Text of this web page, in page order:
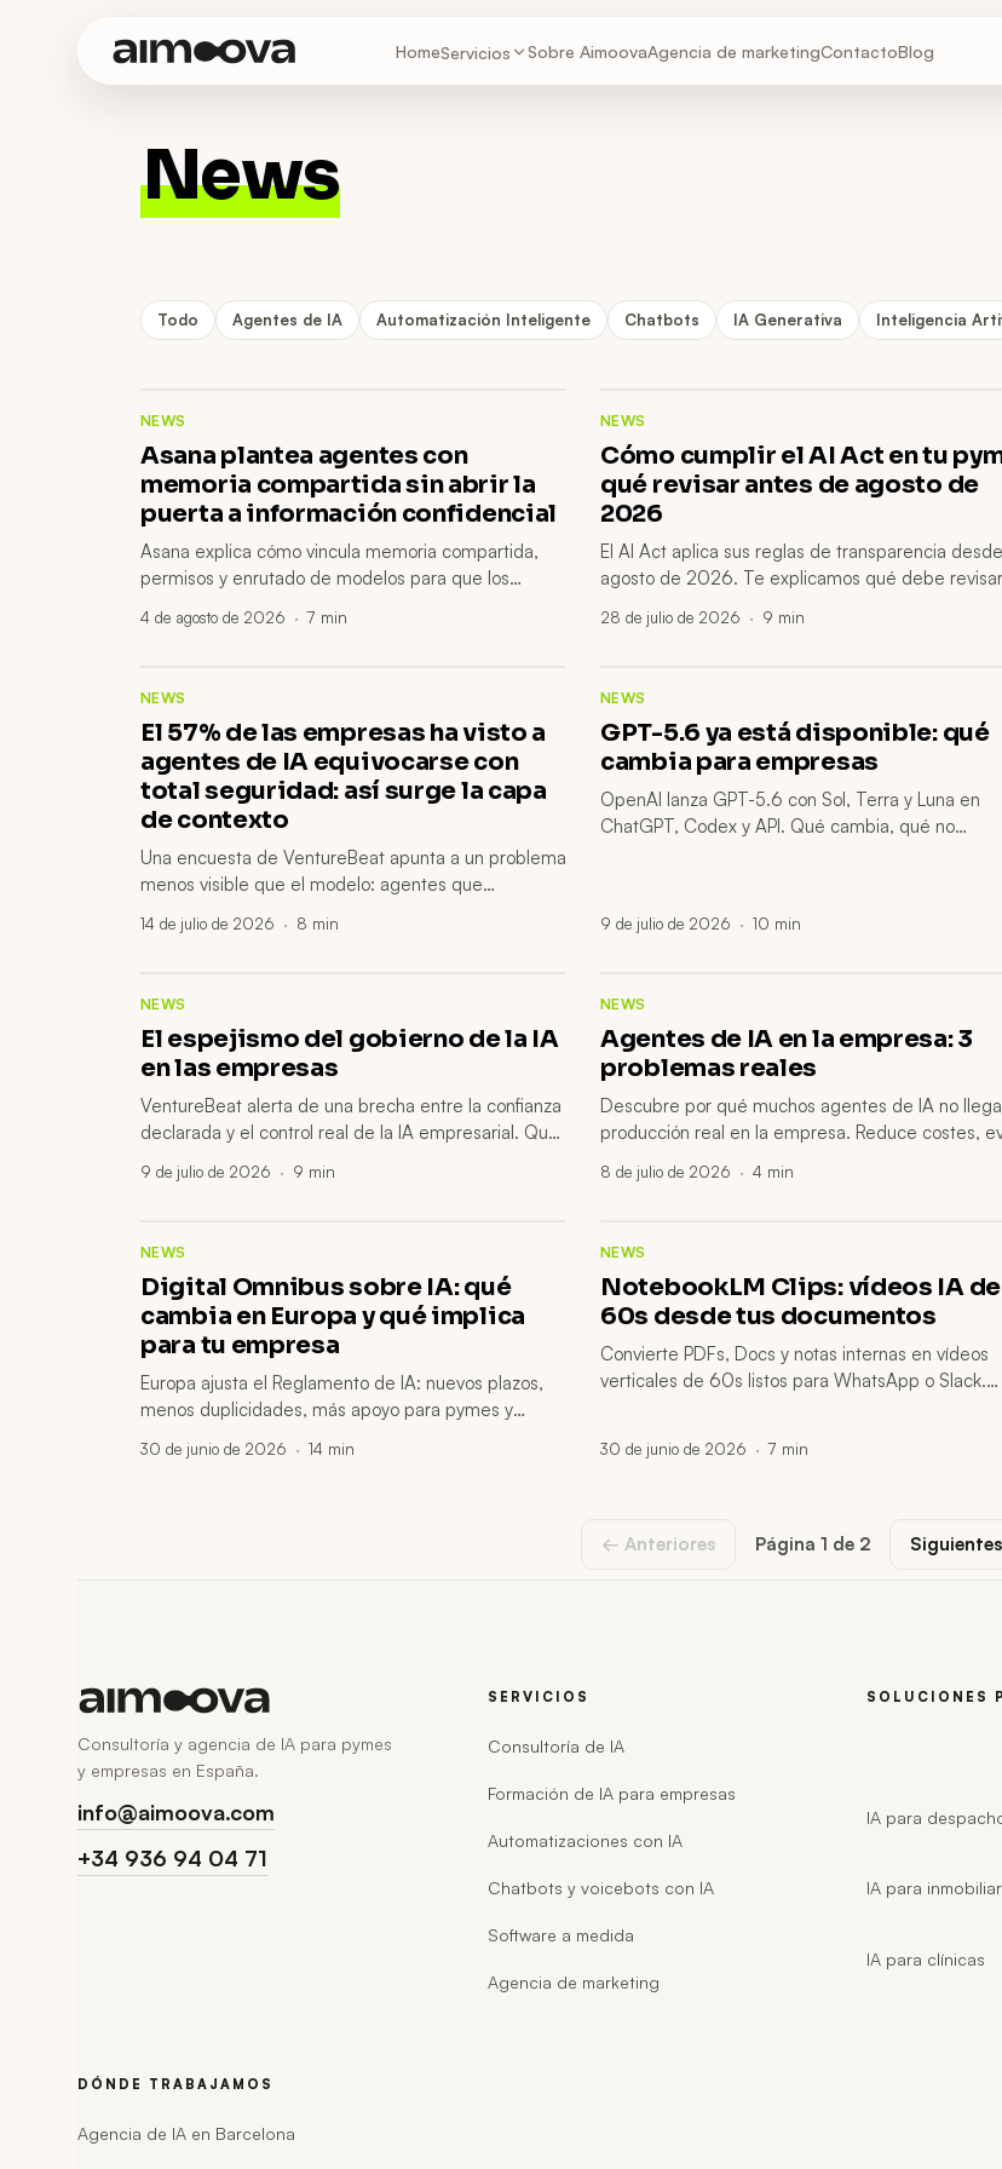
HomeServicios Sobre AimoovaAgencia de marketingContactoBlog
News
Todo Agentes de IA Automatización Inteligente Chatbots IA Generativa Inteligencia
NEWS
Asana plantea agentes con
memoria compartida sin abrir la
puerta a información confidencial
Asana explica cómo vincula memoria compartida,
permisos y enrutado de modelos para que los
mezclar información sensible.
4 de agosto de 2026 · 7 min
NEWS
Cómo cumplir el AI Act en tu
qué revisar antes de agosto de
2026
El AI Act aplica sus reglas de transparencia desde
agosto de 2026. Te explicamos qué debe revisar
prepararte sin alarmismo.
28 de julio de 2026 · 9 min
NEWS
El 57% de las empresas ha visto a
agentes de IA equivocarse con
total seguridad: así surge la capa
de contexto
Una encuesta de VentureBeat apunta a un problema
menos visible que el modelo: agentes que
documentos o datos empresariales incompletos. La
14 de julio de 2026 · 8 min
NEWS
GPT-5.6 ya está disponible: qué
cambia para empresas
OpenAI lanza GPT-5.6 con Sol, Terra y Luna en
ChatGPT, Codex y API. Qué cambia, qué no
9 de julio de 2026 · 10 min
NEWS
El espejismo del gobierno de la IA
en las empresas
VentureBeat alerta de una brecha entre la confianza
declarada y el control real de la IA empresarial. Qué
automatizaciones.
9 de julio de 2026 · 9 min
NEWS
Agentes de IA en la empresa: 3
problemas reales
Descubre por qué muchos agentes de IA no
producción real en la empresa. Reduce costes,
8 de julio de 2026 · 4 min
NEWS
Digital Omnibus sobre IA: qué
cambia en Europa y qué implica
para tu empresa
Europa ajusta el Reglamento de IA: nuevos plazos,
menos duplicidades, más apoyo para pymes y
sintético y formación interna.
30 de junio de 2026 · 14 min
NEWS
NotebookLM Clips: vídeos IA de
60s desde tus documentos
Convierte PDFs, Docs y notas internas en vídeos
verticales de 60s listos para WhatsApp o Slack.
30 de junio de 2026 · 7 min
← Anteriores Página 1 de 2
Consultoría y agencia de IA para pymes
y empresas en España.
info@aimoova.com
+34 936 94 04 71
SERVICIOS
Consultoría de IA
Formación de IA para empresas
Automatizaciones con IA
Chatbots y voicebots con IA
Software a medida
Agencia de marketing
SOLUCIONES
IA para
IA para
IA para clínicas
DÓNDE TRABAJAMOS
Agencia de IA en Barcelona